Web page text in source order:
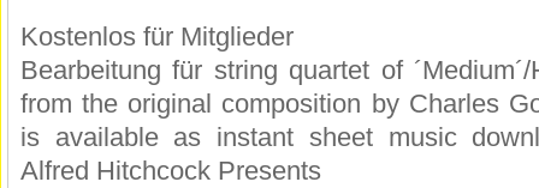
Kostenlos für Mitglieder
Bearbeitung für string quartet of
from the original composition by Charles
is available as instant sheet music
Alfred Hitchcock Presents